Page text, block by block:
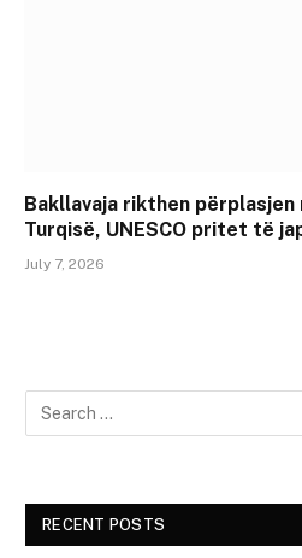
Bakllavaja rikthen përplasjen
Turqisë, UNESCO pritet të
July 7, 2026
RECENT POSTS